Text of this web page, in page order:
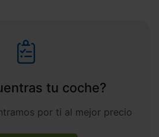
tu coche?
por ti al mejor precio